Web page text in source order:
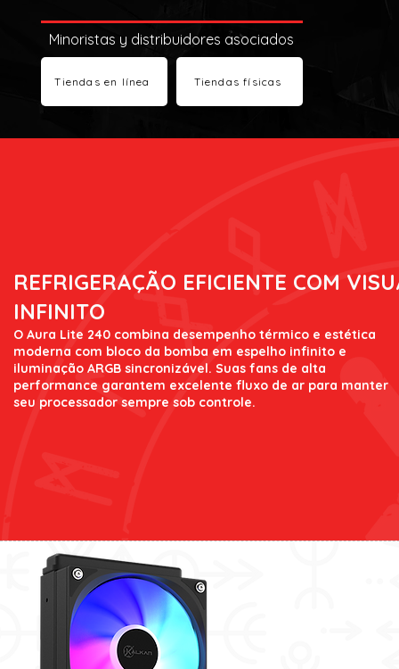
Minoristas y distribuidores asociados
Tiendas en línea Tiendas físicas
REFRIGERAÇÃO EFICIENTE COM
INFINITO
O Aura Lite 240 combina desempenho térmico e estética
moderna com bloco da bomba em espelho infinito e
iluminação ARGB sincronizável. Suas fans de alta
performance garantem excelente fluxo de ar para manter
seu processador sempre sob controle.